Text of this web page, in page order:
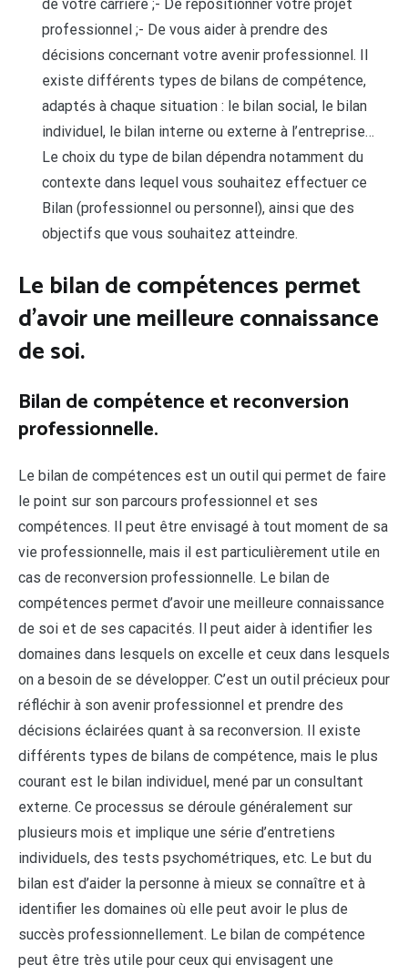
de votre carrière ;- De repositionner votre projet
professionnel ;- De vous aider à prendre des
décisions concernant votre avenir professionnel. Il
existe différents types de bilans de compétence,
adaptés à chaque situation : le bilan social, le bilan
individuel, le bilan interne ou externe à l’entreprise…
Le choix du type de bilan dépendra notamment du
contexte dans lequel vous souhaitez effectuer ce
Bilan (professionnel ou personnel), ainsi que des
objectifs que vous souhaitez atteindre.
Le bilan de compétences permet
d’avoir une meilleure connaissance
de soi.
Bilan de compétence et reconversion
professionnelle.
Le bilan de compétences est un outil qui permet de faire
le point sur son parcours professionnel et ses
compétences. Il peut être envisagé à tout moment de sa
vie professionnelle, mais il est particulièrement utile en
cas de reconversion professionnelle. Le bilan de
compétences permet d’avoir une meilleure connaissance
de soi et de ses capacités. Il peut aider à identifier les
domaines dans lesquels on excelle et ceux dans lesquels
on a besoin de se développer. C’est un outil précieux pour
réfléchir à son avenir professionnel et prendre des
décisions éclairées quant à sa reconversion. Il existe
différents types de bilans de compétence, mais le plus
courant est le bilan individuel, mené par un consultant
externe. Ce processus se déroule généralement sur
plusieurs mois et implique une série d’entretiens
individuels, des tests psychométriques, etc. Le but du
bilan est d’aider la personne à mieux se connaître et à
identifier les domaines où elle peut avoir le plus de
succès professionnellement. Le bilan de compétence
peut être très utile pour ceux qui envisagent une